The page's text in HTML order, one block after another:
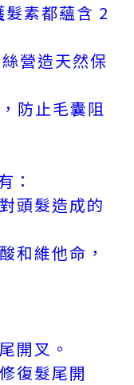
素都蘊含 2
營造天然保
防止毛囊阻
：
頭髮造成的
和維他命，
開叉。
復髮尾開